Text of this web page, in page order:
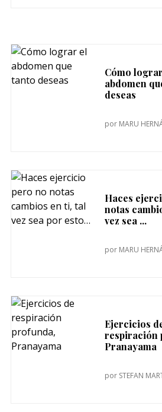
Cómo
abdomen
deseas
por MARU
Haces
notas
vez sea ...
por MARU
Ejercicios
respiración
Pranayama
por STEFAN